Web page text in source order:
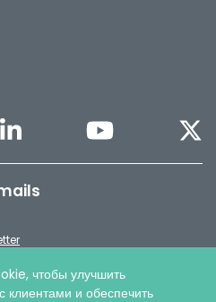
чтобы улучшить
клиентами и обеспечить